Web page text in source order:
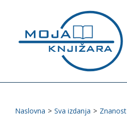
Naslovna > Sva izdanja > Znanost